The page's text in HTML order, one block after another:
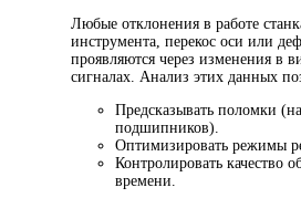
Любые отклонения в работе
инструмента, перекос оси или
проявляются через изменения в
сигналах. Анализ этих данных
Предсказывать поломки
подшипников).
Оптимизировать режимы
Контролировать качество
времени.